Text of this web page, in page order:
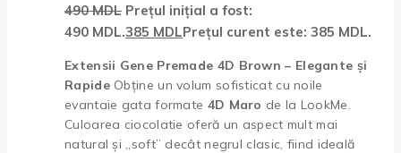
490MDL Prețul inițial a fost:
490 MDL.385 MDLPrețul curent este: 385 MDL.
Extensii Gene Premade 4D Brown – Elegante și
RapideObține un volum sofisticat cu noile
evantaie gata formate 4D Maro de la LookMe.
Culoarea ciocolatie oferă un aspect mult mai
natural și „soft” decât negrul clasic, fiind ideală